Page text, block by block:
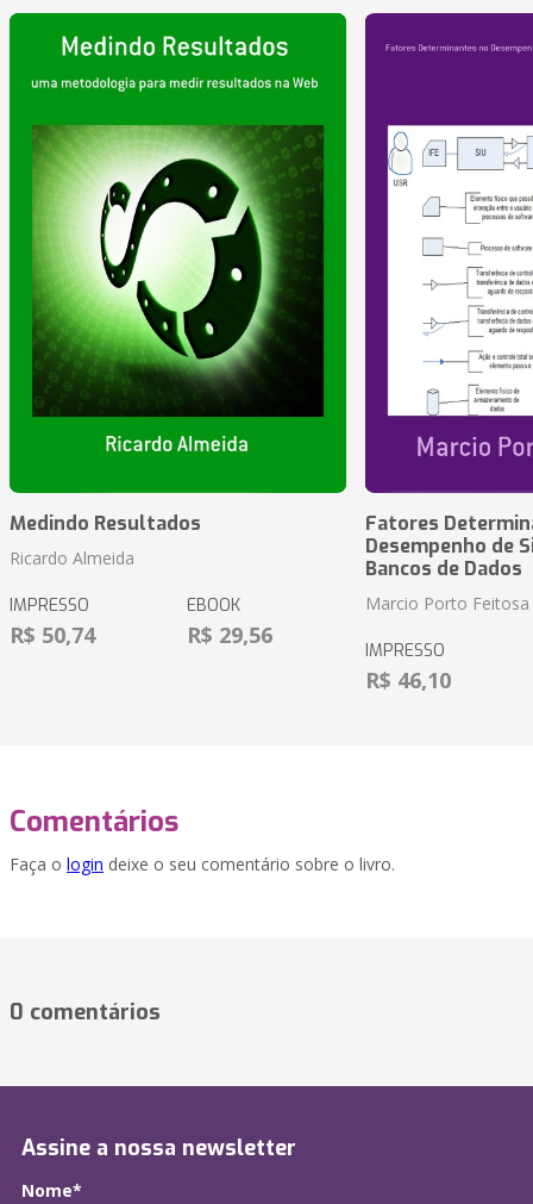
Medindo Resultados
Ricardo Almeida
IMPRESSO
R$ 50,74
EBOOK
R$ 29,56
Fatores
Desempenho de
Bancos de Dados
Marcio Porto Feitosa
IMPRESSO
R$ 46,10
Comentários
Faça o login deixe o seu comentário sobre o livro.
0 comentários
Assine a nossa newsletter
Nome*